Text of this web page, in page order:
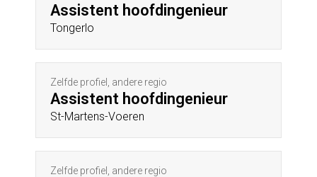
Assistent hoofdingenieur
Tongerlo
Zelfde profiel, andere regio
Assistent hoofdingenieur
St-Martens-Voeren
Zelfde profiel, andere regio